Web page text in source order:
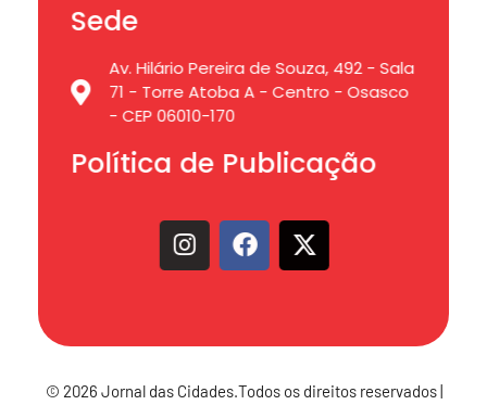
Sede
Av. Hilário Pereira de Souza, 492 - Sala
71 - Torre Atoba A - Centro - Osasco
- CEP 06010-170
Política de Publicação
© 2026 Jornal das Cidades.Todos os direitos reservados |